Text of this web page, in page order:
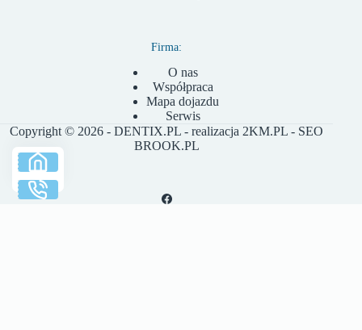
Firma:
O nas
Współpraca
Mapa dojazdu
Serwis
Copyright © 2026 - DENTIX.PL - realizacja 2KM.PL - SEO
BROOK.PL